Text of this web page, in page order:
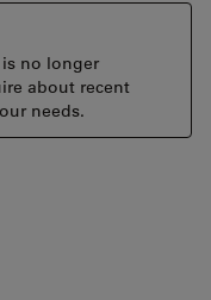
no longer
about recent
needs.